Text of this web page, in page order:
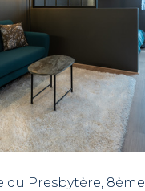
du Presbytère, 8ème